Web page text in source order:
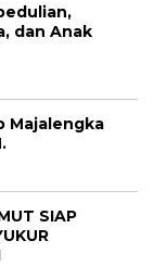
dan Anak
Majalengka
SIAP